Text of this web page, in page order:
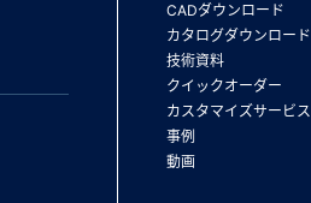
CADダウンロード
カタログダウンロード
技術資料
クイックオーダー
カスタマイズサービス
事例
動画